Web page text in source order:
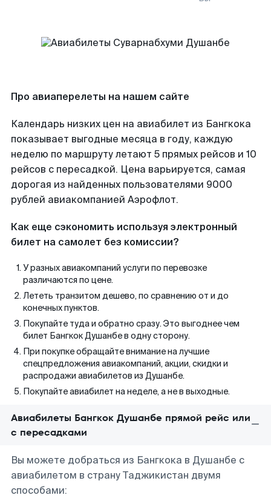
Про авиаперелеты на нашем сайте
Календарь низких цен на авиабилет из Бангкока
показывает выгодные месяца в году, каждую
неделю по маршруту летают 5 прямых рейсов и 10
рейсов с пересадкой. Цена варьируется, самая
дорогая из найденных пользователями 9000
рублей авиакомпанией Аэрофлот.
Как еще сэкономить используя электронный
билет на самолет без комиссии?
У разных авиакомпаний услуги по перевозке
различаются по цене.
Лететь транзитом дешево, по сравнению от и до
конечных пунктов.
Покупайте туда и обратно сразу. Это выгоднее чем
билет Бангкок Душанбе в одну сторону.
При покупке обращайте внимание на лучшие
спецпредложения авиакомпаний, акции, скидки и
распродажи авиабилетов из Душанбе.
Покупайте авиабилет на неделе, а не в выходные.
Авиабилеты Бангкок Душанбе прямой рейс или
с пересадками
Вы можете добраться из Бангкока в Душанбе с
авиабилетом в страну Таджикистан двумя
способами: